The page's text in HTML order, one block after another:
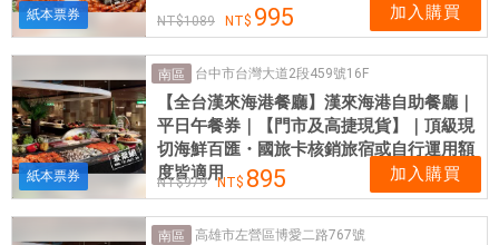
紙本票券 1089 995 加入購買
紙本票券
南區 台中市台灣大道2段459號16F
【全台漢來海港餐廳】漢來海港自助餐廳｜
平日午餐券｜【門市及高捷現貨】｜頂級現
切海鮮百匯・國旅卡核銷旅宿或自行運用額
度皆適用
979 895 加入購買
南區 高雄市左營區博愛二路767號